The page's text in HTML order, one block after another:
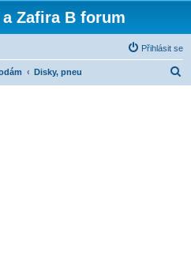
Zafira B forum
Přihlásit se
Disky, pneu